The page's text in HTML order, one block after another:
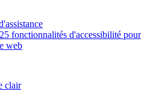
fonctionnalités d'accessibilité pour
web
clair